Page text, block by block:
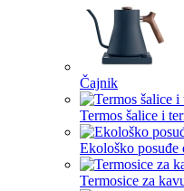
Čajnik
Termos šalice i
Ekološko posuđe
Termosice za